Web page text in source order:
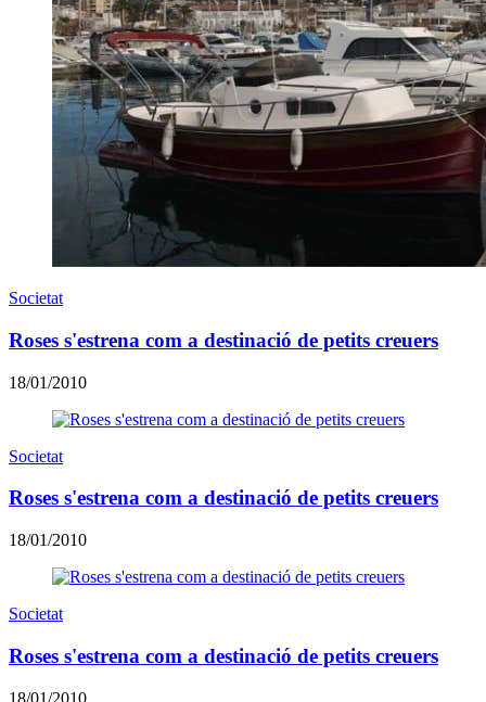
Societat
Roses s'estrena com a destinació de petits creuers
18/01/2010
Societat
Roses s'estrena com a destinació de petits creuers
18/01/2010
Societat
Roses s'estrena com a destinació de petits creuers
18/01/2010